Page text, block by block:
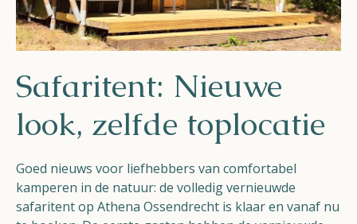
Ossendrecht
Le Perron
Helios
Contact
Safaritent: Nieuwe
look, zelfde toplocatie
Goed nieuws voor liefhebbers van comfortabel
kamperen in de natuur: de volledig vernieuwde
safaritent op Athena Ossendrecht is klaar en vanaf nu